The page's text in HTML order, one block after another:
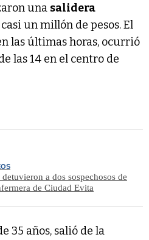
una salidera
un millón de pesos. El
las últimas horas, ocurrió
las 14 en el centro de
a dos sospechosos de
de Ciudad Evita
35 años, salió de la